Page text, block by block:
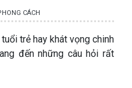
CÁCH
trẻ hay khát vọng chinh
đến những câu hỏi rất